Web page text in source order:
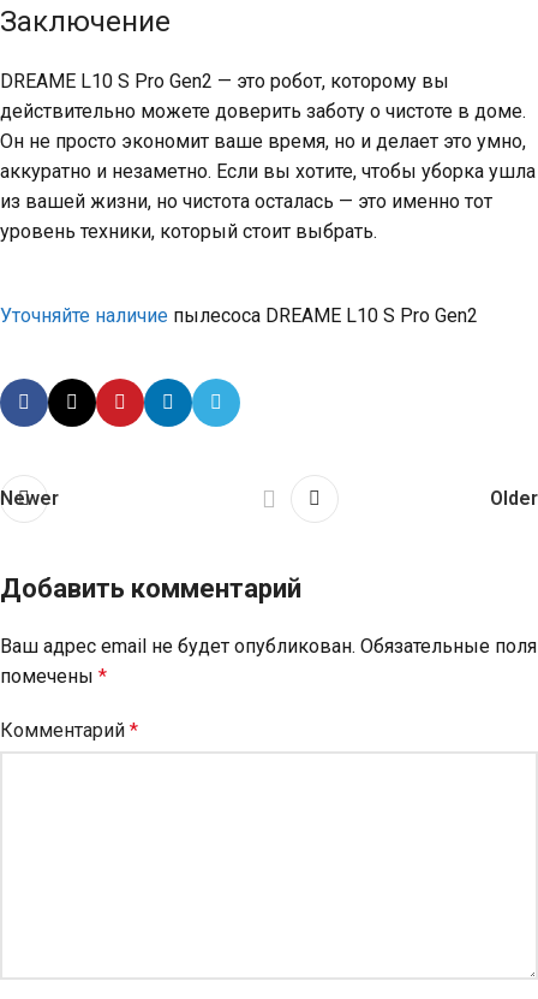
Заключение
DREAME L10 S Pro Gen2 — это робот, которому вы
действительно можете доверить заботу о чистоте в доме.
Он не просто экономит ваше время, но и делает это умно,
аккуратно и незаметно. Если вы хотите, чтобы уборка ушла
из вашей жизни, но чистота осталась — это именно тот
уровень техники, который стоит выбрать.
Уточняйте наличие пылесоса DREAME L10 S Pro Gen2
Newer Older
Добавить комментарий
Ваш адрес email не будет опубликован. Обязательные поля
помечены *
Комментарий *